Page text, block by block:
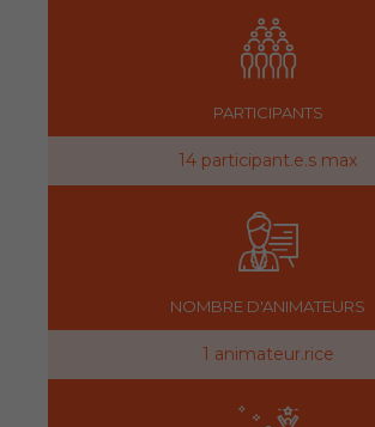
PARTICIPANTS
14 participant.e.s max
NOMBRE D'ANIMATEURS
1 animateur.rice